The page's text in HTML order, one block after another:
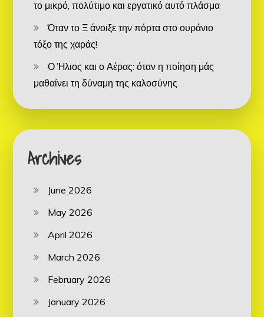
το μικρό, πολύτιμο και εργατικό αυτό πλάσμα
Όταν το Ξ άνοιξε την πόρτα στο ουράνιο
τόξο της χαράς!
Ο Ήλιος και ο Αέρας: όταν η ποίηση μάς
μαθαίνει τη δύναμη της καλοσύνης
Archives
June 2026
May 2026
April 2026
March 2026
February 2026
January 2026